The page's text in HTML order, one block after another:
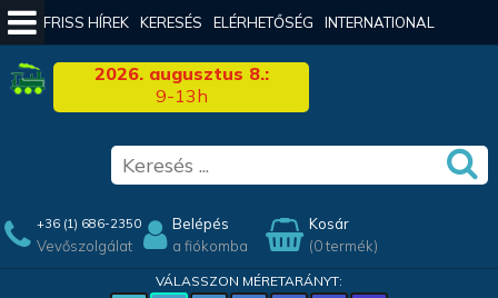
FRISS HÍREK KERESÉS ELÉRHETŐSÉG INTERNATIONAL
2026. augusztus 8.:
9-13h
+36 (1) 686-2350
Vevőszolgálat
Belépés
a fiókomba
Kosár
(0 termék)
VÁLASSZON MÉRETARÁNYT: